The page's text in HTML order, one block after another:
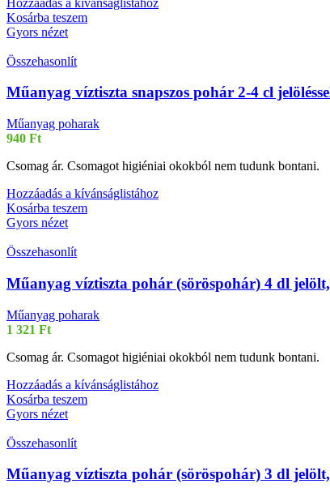
Kosárba teszem
Gyors nézet
Összehasonlít
Műanyag víztiszta snapszos pohár 2-4 cl
Műanyag poharak
940 Ft
Csomag ár. Csomagot higiéniai okokból nem tudunk bontani.
Hozzáadás a kívánságlistához
Kosárba teszem
Gyors nézet
Összehasonlít
Műanyag víztiszta pohár (söröspohár) 4 dl
Műanyag poharak
1 321 Ft
Csomag ár. Csomagot higiéniai okokból nem tudunk bontani.
Hozzáadás a kívánságlistához
Kosárba teszem
Gyors nézet
Összehasonlít
Műanyag víztiszta pohár (söröspohár) 3 dl